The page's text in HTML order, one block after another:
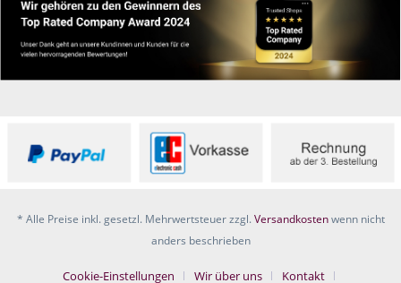
* Alle Preise inkl. gesetzl. Mehrwertsteuer zzgl.Versandkostenwenn nicht
anders beschrieben
Cookie-Einstellungen Wir über uns Kontakt